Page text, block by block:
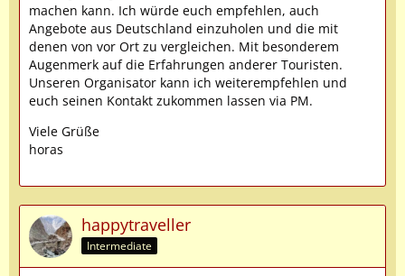
machen kann. Ich würde euch empfehlen, auch
Angebote aus Deutschland einzuholen und die mit
denen von vor Ort zu vergleichen. Mit besonderem
Augenmerk auf die Erfahrungen anderer Touristen.
Unseren Organisator kann ich weiterempfehlen und
euch seinen Kontakt zukommen lassen via PM.
Viele Grüße
horas
happytraveller
Intermediate